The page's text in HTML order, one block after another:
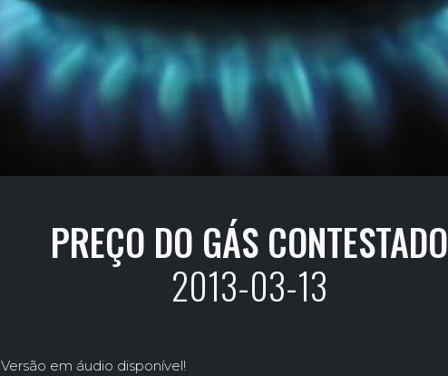
PREÇO DO GÁS CONTESTADO
2013-03-13
Versão em áudio disponível!